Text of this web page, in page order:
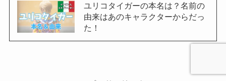
ユリコタイガーの本名は？名前の
由来はあのキャラクターからだっ
た！